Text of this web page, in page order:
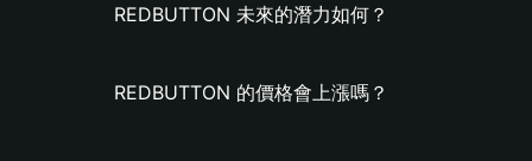
REDBUTTON 未來的潛力如何？
REDBUTTON 的價格會上漲嗎？